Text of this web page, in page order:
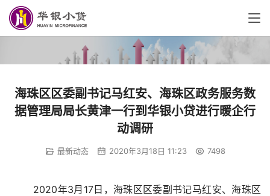
海珠区区委副书记马红安、海珠区政务服务数
据管理局局长黄津一行到华银小贷进行暖企行
动调研
最新动态 2020年3月18日 11:23 7498
2020年3月17日，海珠区区委副书记马红安、海珠区